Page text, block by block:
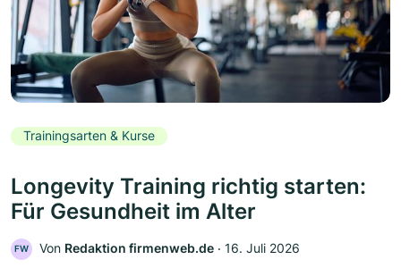
Trainingsarten & Kurse
Longevity Training richtig starten:
Für Gesundheit im Alter
FW Von Redaktion firmenweb.de ‧ 16. Juli 2026